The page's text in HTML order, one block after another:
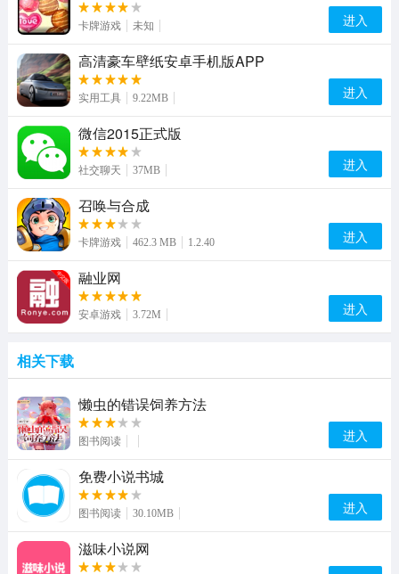
卡牌游戏 未知 进入
高清豪车壁纸安卓手机版APP
实用工具 9.22MB 进入
微信2015正式版
社交聊天 37MB 进入
召唤与合成
卡牌游戏 462.3 MB 1.2.40 进入
融业网
安卓游戏 3.72M 进入
相关下载
懒虫的错误饲养方法
图书阅读 进入
免费小说书城
图书阅读 30.10MB 进入
滋味小说网